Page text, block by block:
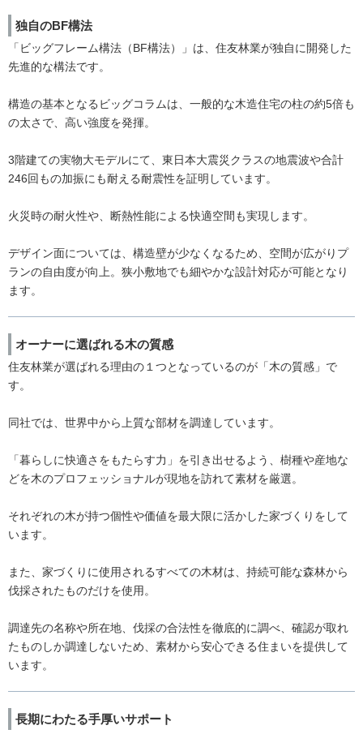
独自のBF構法
「ビッグフレーム構法（BF構法）」は、住友林業が独自に開発した
先進的な構法です。
構造の基本となるビッグコラムは、一般的な木造住宅の柱の約5倍も
の太さで、高い強度を発揮。
3階建ての実物大モデルにて、東日本大震災クラスの地震波や合計
246回もの加振にも耐える耐震性を証明しています。
火災時の耐火性や、断熱性能による快適空間も実現します。
デザイン面については、構造壁が少なくなるため、空間が広がりプ
ランの自由度が向上。狭小敷地でも細やかな設計対応が可能となり
ます。
オーナーに選ばれる木の質感
住友林業が選ばれる理由の１つとなっているのが「木の質感」で
す。
同社では、世界中から上質な部材を調達しています。
「暮らしに快適さをもたらす力」を引き出せるよう、樹種や産地な
どを木のプロフェッショナルが現地を訪れて素材を厳選。
それぞれの木が持つ個性や価値を最大限に活かした家づくりをして
います。
また、家づくりに使用されるすべての木材は、持続可能な森林から
伐採されたものだけを使用。
調達先の名称や所在地、伐採の合法性を徹底的に調べ、確認が取れ
たものしか調達しないため、素材から安心できる住まいを提供して
います。
長期にわたる手厚いサポート